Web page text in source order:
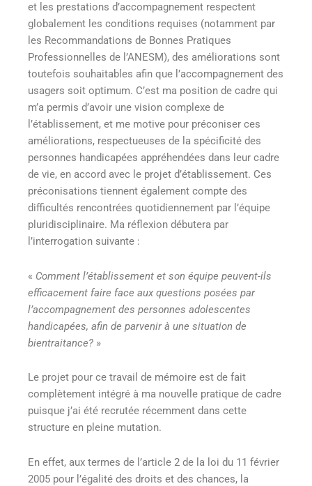
et les prestations d’accompagnement respectent
globalement les conditions requises (notamment par
les Recommandations de Bonnes Pratiques
Professionnelles de l’ANESM), des améliorations sont
toutefois souhaitables afin que l’accompagnement des
usagers soit optimum. C’est ma position de cadre qui
m’a permis d’avoir une vision complexe de
l’établissement, et me motive pour préconiser ces
améliorations, respectueuses de la spécificité des
personnes handicapées appréhendées dans leur cadre
de vie, en accord avec le projet d’établissement. Ces
préconisations tiennent également compte des
difficultés rencontrées quotidiennement par l’équipe
pluridisciplinaire. Ma réflexion débutera par
l’interrogation suivante :
« Comment l’établissement et son équipe peuvent-ils
efficacement faire face aux questions posées par
l’accompagnement des personnes adolescentes
handicapées, afin de parvenir à une situation de
bientraitance? »
Le projet pour ce travail de mémoire est de fait
complètement intégré à ma nouvelle pratique de cadre
puisque j’ai été recrutée récemment dans cette
structure en pleine mutation.
En effet, aux termes de l’article 2 de la loi du 11 février
2005 pour l’égalité des droits et des chances, la